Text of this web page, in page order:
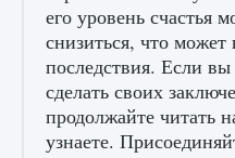
его уровень счастья
снизиться, что может
последствия. Если вы
сделать своих
продолжайте читать
узнаете.